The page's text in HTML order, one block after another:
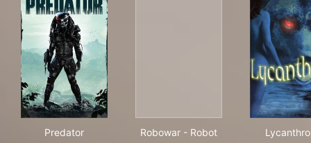
Predator
Robowar - Robot